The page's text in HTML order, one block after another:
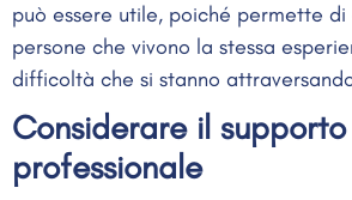
può essere utile, poiché permette
persone che vivono la stessa
difficoltà che si stanno
Considerare il supporto
professionale